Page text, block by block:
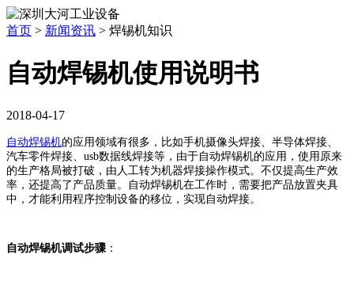
首页 > 新闻资讯 > 焊锡机知识
自动焊锡机使用说明书
2018-04-17
自动焊锡机的应用领域有很多，比如手机摄像头焊接、半导体焊接、
汽车零件焊接、usb数据线焊接等，由于自动焊锡机的应用，使用原来
的生产格局被打破，由人工转为机器焊接操作模式。不仅提高生产效
率，还提高了产品质量。自动焊锡机在工作时，需要把产品放置夹具
中，才能利用程序控制设备的移位，实现自动焊接。
自动焊锡机调试步骤 ：